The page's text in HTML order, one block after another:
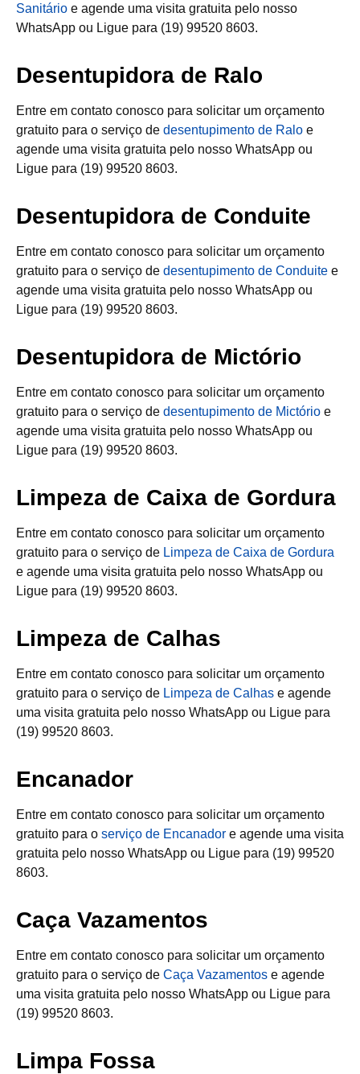
Sanitário e agende uma visita gratuita pelo nosso
WhatsApp ou Ligue para (19) 99520 8603.
Desentupidora de Ralo
Entre em contato conosco para solicitar um orçamento
gratuito para o serviço de desentupimento de Ralo e
agende uma visita gratuita pelo nosso WhatsApp ou
Ligue para (19) 99520 8603.
Desentupidora de Conduite
Entre em contato conosco para solicitar um orçamento
gratuito para o serviço de desentupimento de Conduite e
agende uma visita gratuita pelo nosso WhatsApp ou
Ligue para (19) 99520 8603.
Desentupidora de Mictório
Entre em contato conosco para solicitar um orçamento
gratuito para o serviço de desentupimento de Mictório e
agende uma visita gratuita pelo nosso WhatsApp ou
Ligue para (19) 99520 8603.
Limpeza de Caixa de Gordura
Entre em contato conosco para solicitar um orçamento
gratuito para o serviço de Limpeza de Caixa de Gordura
e agende uma visita gratuita pelo nosso WhatsApp ou
Ligue para (19) 99520 8603.
Limpeza de Calhas
Entre em contato conosco para solicitar um orçamento
gratuito para o serviço de Limpeza de Calhas e agende
uma visita gratuita pelo nosso WhatsApp ou Ligue para
(19) 99520 8603.
Encanador
Entre em contato conosco para solicitar um orçamento
gratuito para o serviço de Encanador e agende uma visita
gratuita pelo nosso WhatsApp ou Ligue para (19) 99520
8603.
Caça Vazamentos
Entre em contato conosco para solicitar um orçamento
gratuito para o serviço de Caça Vazamentos e agende
uma visita gratuita pelo nosso WhatsApp ou Ligue para
(19) 99520 8603.
Limpa Fossa